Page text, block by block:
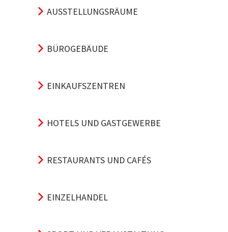
AUSSTELLUNGSRÄUME
BÜROGEBÄUDE
EINKAUFSZENTREN
HOTELS UND GASTGEWERBE
RESTAURANTS UND CAFÉS
EINZELHANDEL